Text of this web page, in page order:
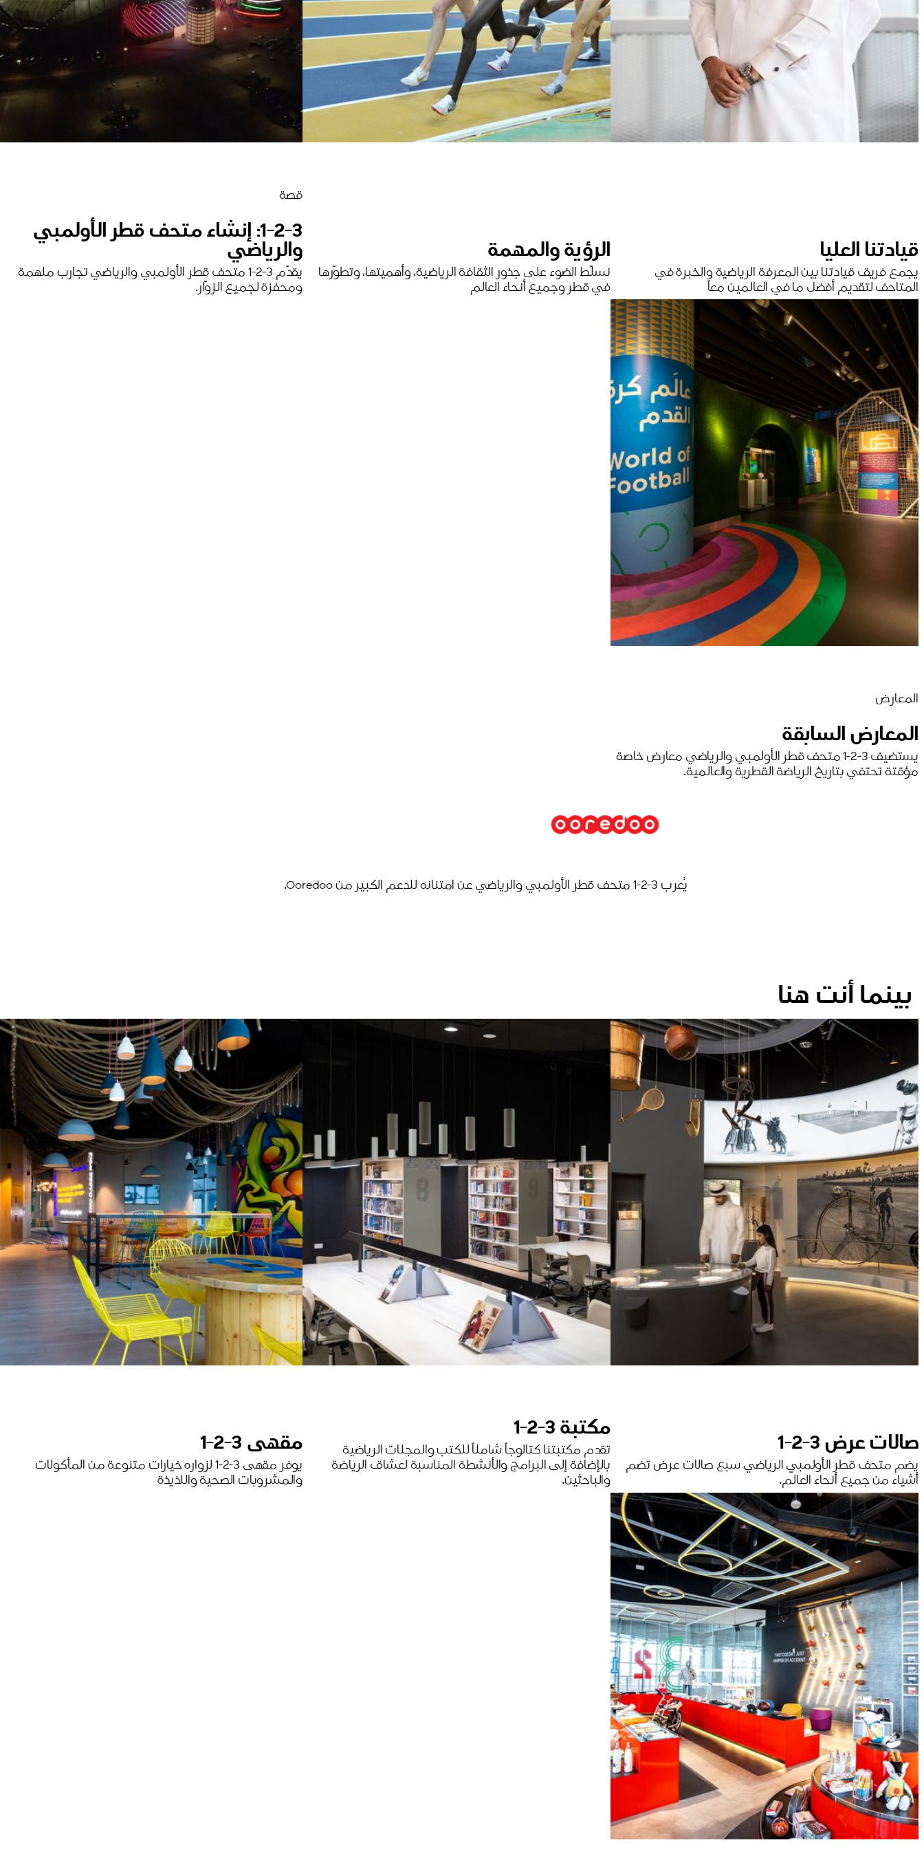
قيادتنا العليا
يجمع فريق قيادتنا بين المعرفة الرياضية والخبرة في
المتاحف لتقديم أفضل ما في العالمين معاً
الرؤية والمهمة
نسلّط الضوء على جذور الثقافة الرياضية، وأهميتها، وتطوّرها
في قطر وجميع أنحاء العالم
قصة
1-2-3: إنشاء متحف قطر الأولمبي
والرياضي
يقدّم 3-2-1 متحف قطر الأولمبي والرياضي تجارب ملهمة
ومحفزة لجميع الزوّار.
المعارض
المعارض السابقة
يستضيف 3-2-1 متحف قطر الأولمبي والرياضي معارض خاصة
مؤقتة تحتفي بتاريخ الرياضة القطرية والعالمية.
يُعرب 3-2-1 متحف قطر الأولمبي والرياضي عن امتنانه للدعم الكبير من Ooredoo.
بينما أنت هنا
صالات عرض 3-2-1
يضم متحف قطر الأولمبي الرياضي سبع صالات عرض تضم
أشياء من جميع أنحاء العالم.
مكتبة 3-2-1
تقدم مكتبتنا كتالوجاً شاملاً للكتب والمجلات الرياضية
بالإضافة إلى البرامج والأنشطة المناسبة لعشاق الرياضة
والباحثين.
مقهى 3-2-1
يوفر مقهى 3-2-1 لزواره خيارات متنوعة من المأكولات
والمشروبات الصحية واللذيذة